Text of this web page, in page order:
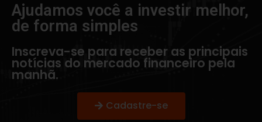
Ajudamos você a investir melhor,
de forma simples​
Inscreva-se para receber as principais
notícias do mercado financeiro pela
manhã.
Cadastre-se